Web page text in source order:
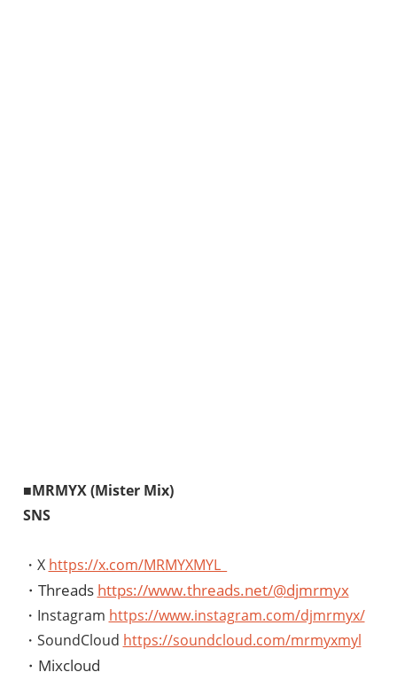
■MRMYX (Mister Mix)
SNS
・X https://x.com/MRMYXMYL_
・Threads https://www.threads.net/@djmrmyx
・Instagram https://www.instagram.com/djmrmyx/
・SoundCloud https://soundcloud.com/mrmyxmyl
・Mixcloud